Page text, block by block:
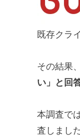
既存クラ
その結果、
い」と回
本調査で
査しました